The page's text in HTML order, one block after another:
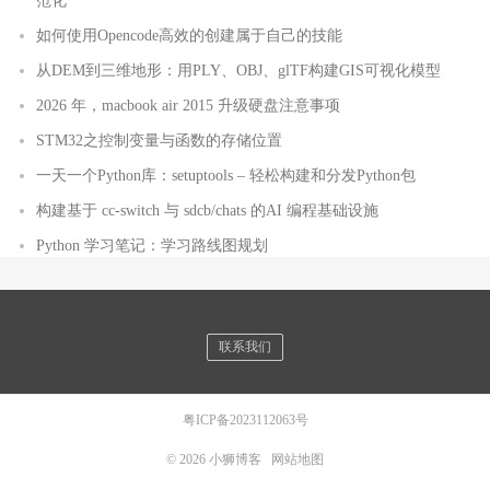
如何使用Opencode高效的创建属于自己的技能
从DEM到三维地形：用PLY、OBJ、glTF构建GIS可视化模型
2026 年，macbook air 2015 升级硬盘注意事项
STM32之控制变量与函数的存储位置
一天一个Python库：setuptools – 轻松构建和分发Python包
构建基于 cc-switch 与 sdcb/chats 的AI 编程基础设施
Python 学习笔记：学习路线图规划
联系我们
粤ICP备2023112063号
© 2026 小狮博客 网站地图